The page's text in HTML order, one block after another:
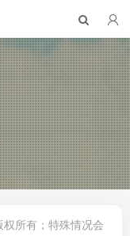
所有；特殊情况会